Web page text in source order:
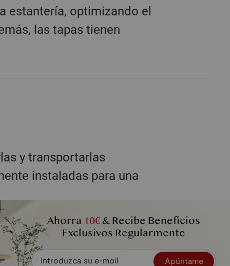
estantería, optimizando el
las tapas tienen
y transportarlas
instaladas para una
Ahorra 10€& Recibe Beneficios
Exclusivos Regularmente
Apúntame